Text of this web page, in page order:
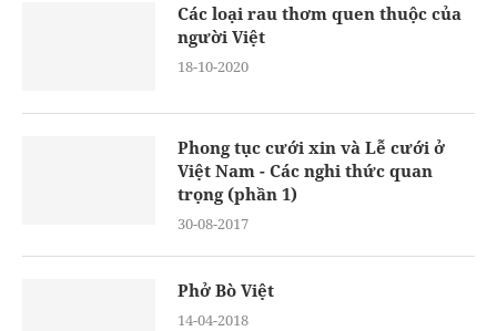
Các loại rau thơm quen thuộc của
người Việt
18-10-2020
Phong tục cưới xin và Lễ cưới ở
Việt Nam - Các nghi thức quan
trọng (phần 1)
30-08-2017
Phở Bò Việt
14-04-2018